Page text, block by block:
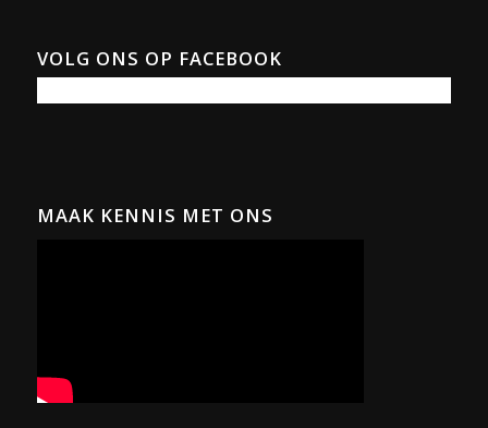
VOLG ONS OP FACEBOOK
MAAK KENNIS MET ONS